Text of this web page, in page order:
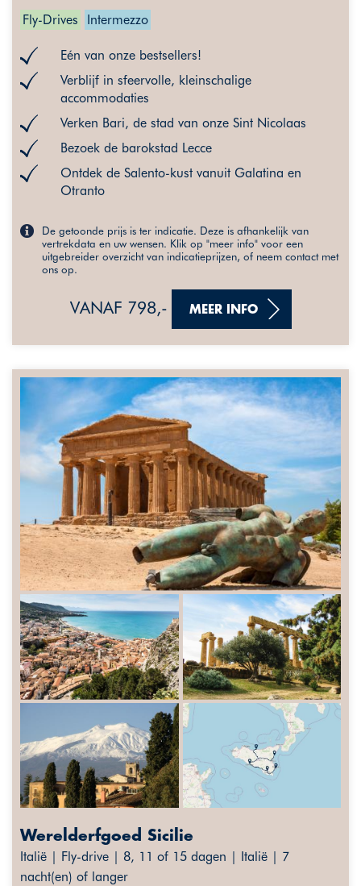
Fly-Drives Intermezzo
Eén van onze bestsellers!
Verblijf in sfeervolle, kleinschalige
accommodaties
Verken Bari, de stad van onze Sint Nicolaas
Bezoek de barokstad Lecce
Ontdek de Salento-kust vanuit Galatina en
Otranto
De getoonde prijs is ter indicatie. Deze is afhankelijk van
vertrekdata en uw wensen. Klik op "meer info" voor een
uitgebreider overzicht van indicatieprijzen, of neem contact met
ons op.
VANAF 798,- MEER INFO
Werelderfgoed Sicilie
Italië | Fly-drive | 8, 11 of 15 dagen | Italië | 7
nacht(en) of langer